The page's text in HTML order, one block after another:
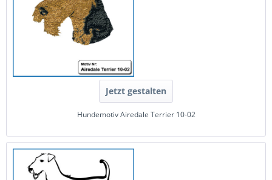
Jetzt gestalten
Hundemotiv Airedale Terrier 10-02